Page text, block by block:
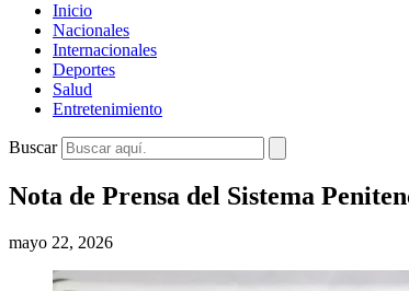
Inicio
Nacionales
Internacionales
Deportes
Salud
Entretenimiento
Buscar
Nota de Prensa del Sistema
mayo 22, 2026